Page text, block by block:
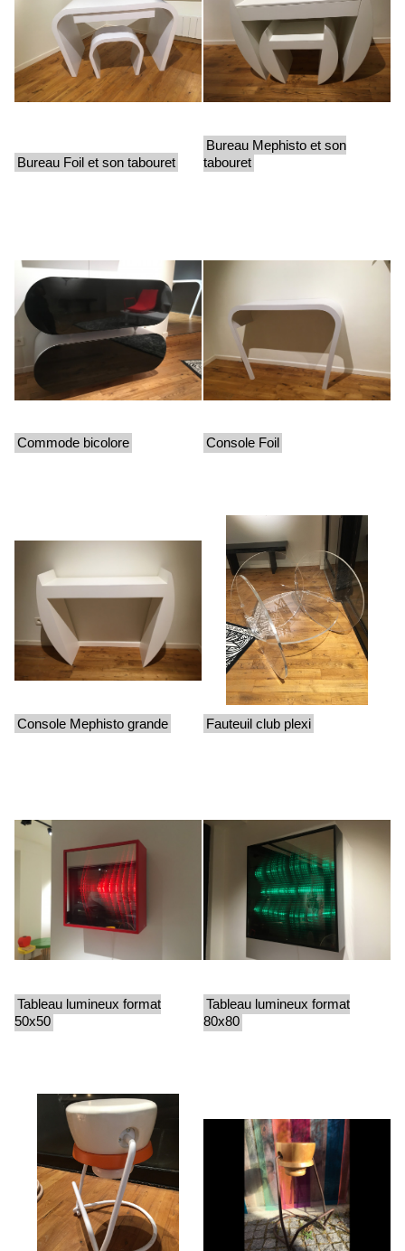
Bureau Foil et son tabouret
Bureau Mephisto et son
tabouret
Commode bicolore Console Foil
Console Mephisto grande Fauteuil club plexi
Tableau lumineux format
50x50
Tableau lumineux format
80x80